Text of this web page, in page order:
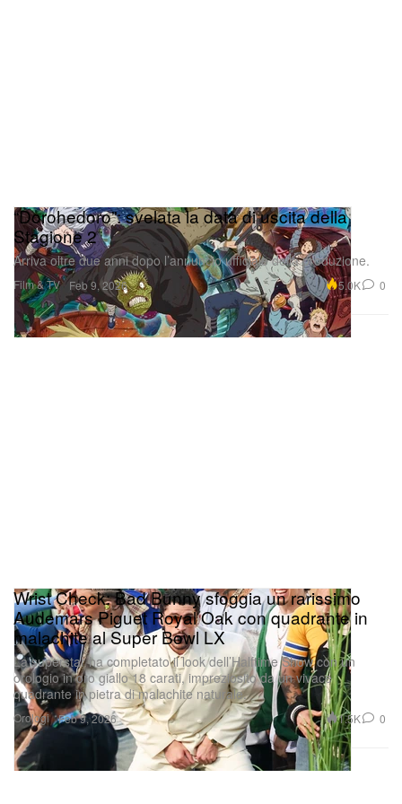
Film & TV
“Dorohedoro”: svelata la data di uscita della
Stagione 2
Arriva oltre due anni dopo l’annuncio ufficiale della produzione.
Feb 9, 2026 5.0K 0
Orologi
Wrist Check: Bad Bunny sfoggia un rarissimo
Audemars Piguet Royal Oak con quadrante in
malachite al Super Bowl LX
La superstar ha completato il look dell’Halftime Show con un
orologio in oro giallo 18 carati, impreziosito da un vivace
quadrante in pietra di malachite naturale.
Feb 9, 2026 1.5K 0